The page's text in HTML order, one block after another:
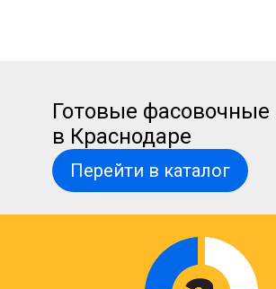
Готовые фасовочные
в Краснодаре
Перейти в каталог